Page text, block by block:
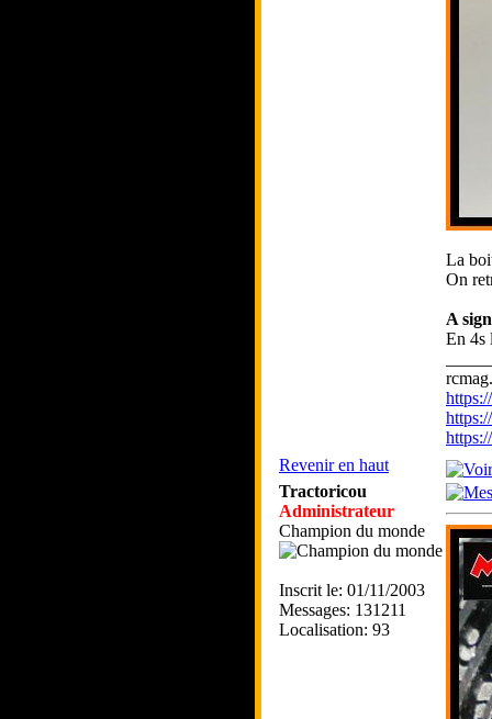
La
On
A
En 4s
Revenir en haut
Tractoricou
Administrateur
Champion du monde
Inscrit le: 01/11/2003
Messages: 131211
Localisation: 93